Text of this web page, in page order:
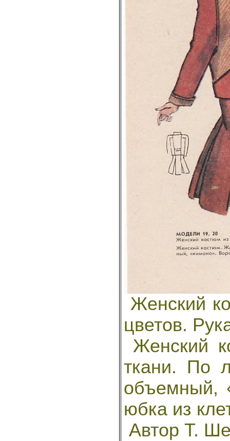
Женский
цветов.
Женский
ткани. По
объемный,
юбка из
Автор Т.